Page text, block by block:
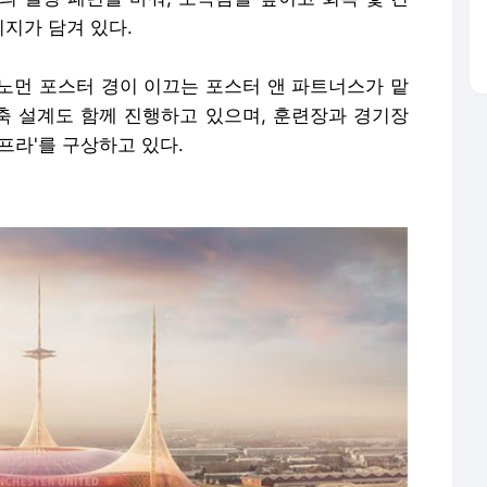
가 담겨 있다.
먼 포스터 경이 이끄는 포스터 앤 파트너스가 맡
설계도 함께 진행하고 있으며, 훈련장과 경기장
라'를 구상하고 있다.